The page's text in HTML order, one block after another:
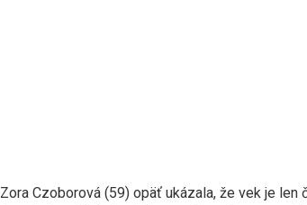
Zora Czoborová (59) opäť ukázala, že vek je